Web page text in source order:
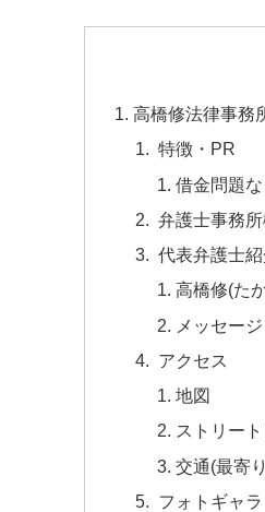
高橋修法律事務
特徴・PR
借金問題
弁護士事務
代表弁護士
高橋修(た
メッセージ
アクセス
地図
ストリー
交通(最寄
フォトギャ